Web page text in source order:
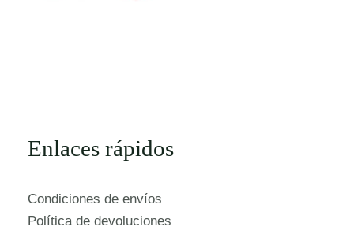
Enlaces rápidos
Condiciones de envíos
Política de devoluciones